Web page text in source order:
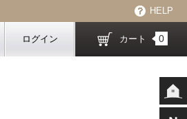
HELP
ログイン カート 0